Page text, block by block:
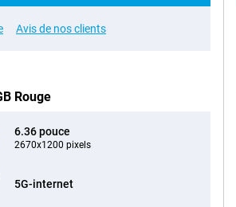
Avis de nos clients
Rouge
6.36 pouce
2670x1200 pixels
5G-internet